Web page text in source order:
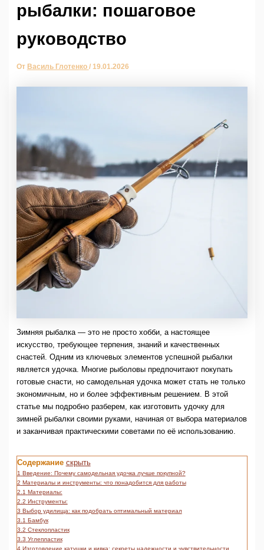
рыбалки: пошаговое
руководство
От Василь Глотенко / 19.01.2026
Зимняя рыбалка — это не просто хобби, а настоящее
искусство, требующее терпения, знаний и качественных
снастей. Одним из ключевых элементов успешной рыбалки
является удочка. Многие рыболовы предпочитают покупать
готовые снасти, но самодельная удочка может стать не только
экономичным, но и более эффективным решением. В этой
статье мы подробно разберем, как изготовить удочку для
зимней рыбалки своими руками, начиная от выбора материалов
и заканчивая практическими советами по её использованию.
Содержание скрыть
1 Введение: Почему самодельная удочка лучше покупной?
2 Материалы и инструменты: что понадобится для работы
2.1 Материалы:
2.2 Инструменты:
3 Выбор удилища: как подобрать оптимальный материал
3.1 Бамбук
3.2 Стеклопластик
3.3 Углепластик